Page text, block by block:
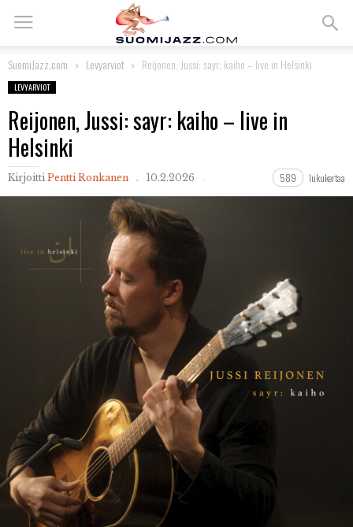
SuomiJazz.com Levyarviot Reijonen, Jussi: sayr: kaiho – live in Helsinki
LEVYARVIOT
Reijonen, Jussi: sayr: kaiho – live in
Helsinki
Kirjoitti Pentti Ronkanen 10.2.2026 589 lukukertaa